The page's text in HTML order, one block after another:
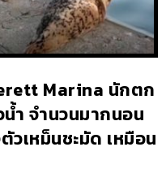
Marina นักตก
ำ จำนวนมากนอน
เหม็นชะมัด เหมือน